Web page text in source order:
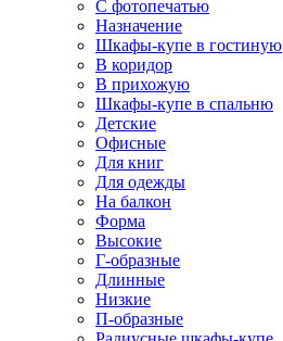
С фотопечатью
Назначение
Шкафы-купе в гостиную
В коридор
В прихожую
Шкафы-купе в спальню
Детские
Офисные
Для книг
Для одежды
На балкон
Форма
Высокие
Г-образные
Длинные
Низкие
П-образные